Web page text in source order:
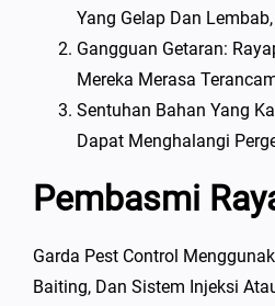
Yang Gelap Dan
Gangguan Getaran:
Mereka Merasa
Sentuhan Bahan Yang
Dapat Menghalangi
Pembasmi
Garda Pest Control
Baiting, Dan Sistem Injeksi